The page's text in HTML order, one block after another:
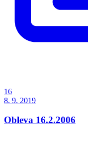
16
8. 9. 2019
Obleva 16.2.2006